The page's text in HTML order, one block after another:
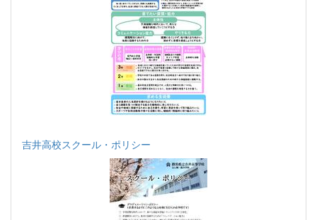
吉井高校スクール・ポリシー